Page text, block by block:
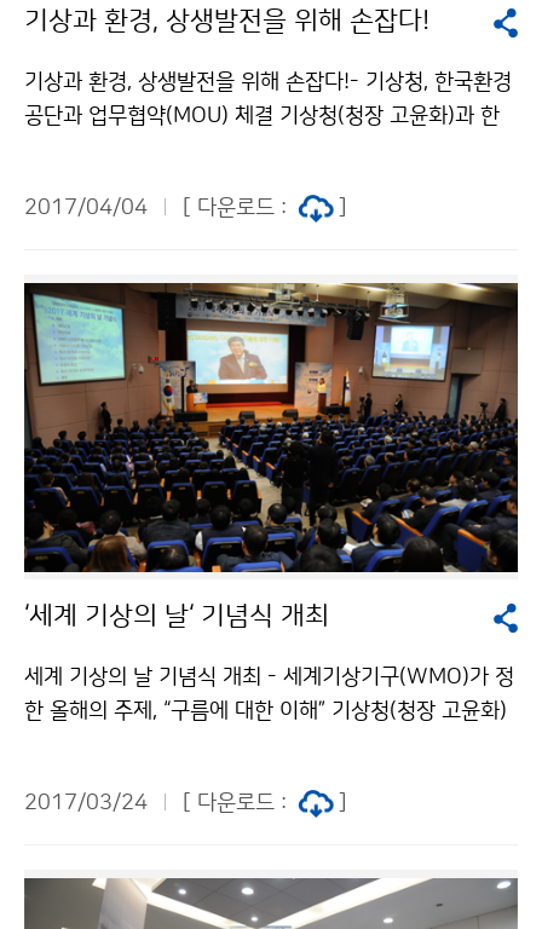
기상과 환경, 상생발전을 위해 손잡다!
기상과 환경, 상생발전을 위해 손잡다!- 기상청, 한국환경
공단과 업무협약(MOU) 체결 기상청(청장 고윤화)과 한
니다. 이번 업무협약은 기상과 환경분야에 대한 전문지식
마련되었습니다.
2017/04/04 [ 다운로드 :
‘세계 기상의 날‘ 기념식 개최
세계 기상의 날 기념식 개최 - 세계기상기구(WMO)가 정
한 올해의 주제, “구름에 대한 이해” 기상청(청장 고윤화)
올해 세계 기상의 날 기념식에는 조경규 환경부 장관, 이
며, △유공자 포상 △구름 주제 강연 △ 기상기후 사진 전
시회 등 다양한 행사를 진행했습니다.
2017/03/24 [ 다운로드 :